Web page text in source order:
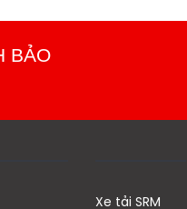
BẢO
Xe tải SRM